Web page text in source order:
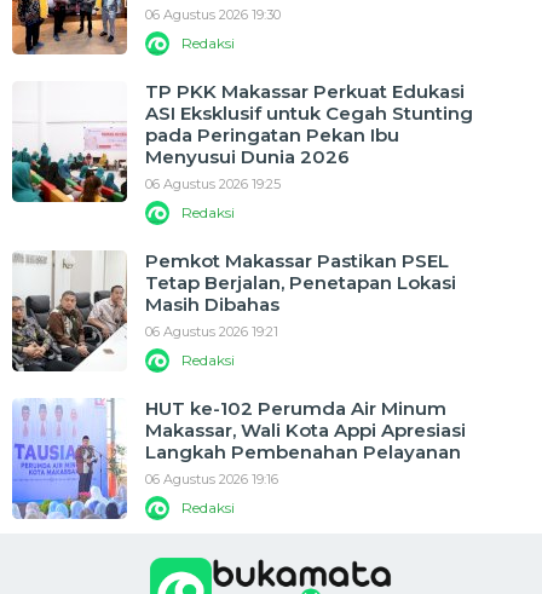
06 Agustus 2026 19:30
Redaksi
TP PKK Makassar Perkuat Edukasi
ASI Eksklusif untuk Cegah Stunting
pada Peringatan Pekan Ibu
Menyusui Dunia 2026
06 Agustus 2026 19:25
Redaksi
Pemkot Makassar Pastikan PSEL
Tetap Berjalan, Penetapan Lokasi
Masih Dibahas
06 Agustus 2026 19:21
Redaksi
HUT ke-102 Perumda Air Minum
Makassar, Wali Kota Appi Apresiasi
Langkah Pembenahan Pelayanan
06 Agustus 2026 19:16
Redaksi